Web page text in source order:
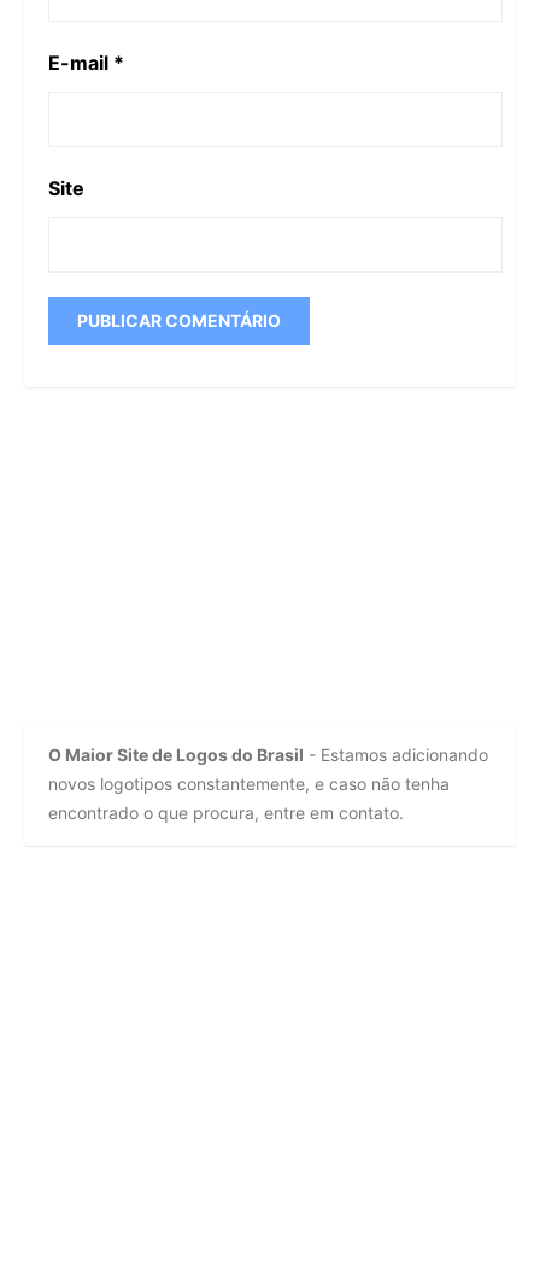
E-mail *
Site
O Maior Site de Logos do Brasil - Estamos adicionando
novos logotipos constantemente, e caso não tenha
encontrado o que procura, entre em contato.